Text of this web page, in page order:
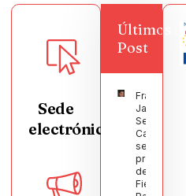
Sede
electrónica
Últimos
Post
Francisco
Javier
Segura
Castellanos
será el
pregonero
de las
Fiestas